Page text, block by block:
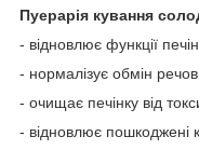
Пуерарія кування
- відновлює функції
- нормалізує обмін
- очищає печінку від
- відновлює пошкоджені